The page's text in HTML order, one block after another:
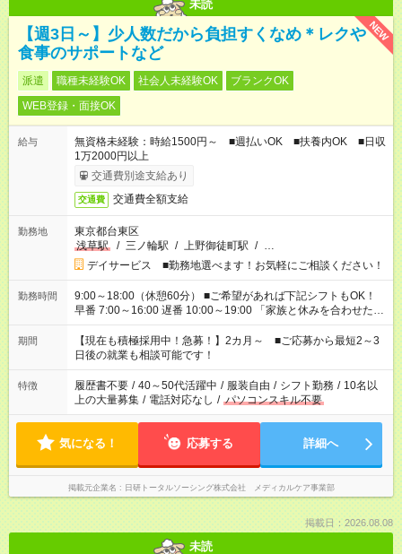
未読
NEW
【週3日～】少人数だから負担すくなめ＊レクや
食事のサポートなど
派遣 職種未経験OK 社会人未経験OK
ブランクOK
WEB登録・面接OK
給与
無資格未経験：時給1500円～ ■週払いOK ■扶養内OK ■日収
1万2000円以上
交通費別途支給あり
交通費 交通費全額支給
勤務地
東京都台東区
浅草駅
/ 三ノ輪駅 / 上野御徒町駅 / …
デイサービス ■勤務地選べます！お気軽にご相談ください！
勤務時間
9:00～18:00（休憩60分） ■ご希望があれば下記シフトもOK！
早番 7:00～16:00 遅番 10:00～19:00 「家族と休みを合わせた
い」 「余裕を持って夕飯の準備がしたい」 「できれば残業はし
たくない」 など、ご希望を教えてくださいね。 ※Wワーク希望
の方へ 今ご覧のお仕事で希望する勤務時間と、もう1つのお仕事
の勤務時間。 合計で週40時間を超える場合は応募できません。
期間
【現在も積極採用中！急募！】2カ月～ ■ご応募から最短2～3
日後の就業も相談可能です！
特徴 履歴書不要 / 40～50代活躍中 / 服装自由 / シフト勤務 / 10名以
上の大量募集 / 電話対応なし / パソコンスキル不要
気になる！ 応募する 詳細へ
掲載元企業名 日研トータルソーシング株式会社 メディカルケア事業部
掲載日：2026.08.08
未読